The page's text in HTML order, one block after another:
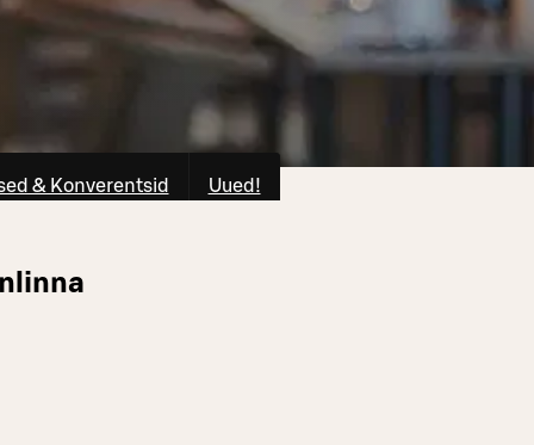
& Konverentsid Uued!